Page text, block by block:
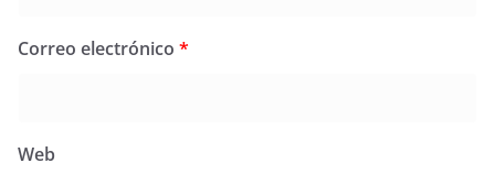
Correo electrónico *
Web